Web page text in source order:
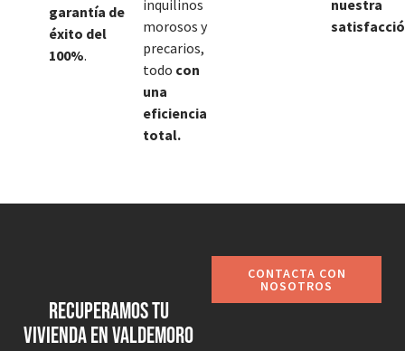
garantía de
éxito del
100%.
inquilinos
morosos y
precarios,
todo con
una
eficiencia
total.
nuestra
Recuperamos tu
vivienda en Valdemoro
CONTACTA CON
NOSOTROS